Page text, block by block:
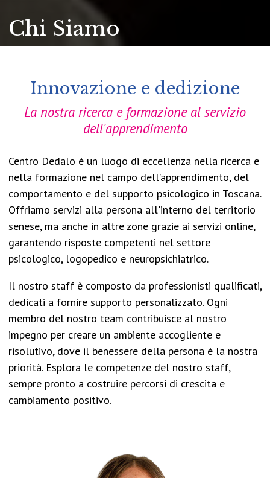
Chi Siamo
Innovazione e dedizione
La nostra ricerca e formazione al servizio
dell'apprendimento
Centro Dedalo è un luogo di eccellenza nella ricerca e
nella formazione nel campo dell’apprendimento, del
comportamento e del supporto psicologico in Toscana.
Offriamo servizi alla persona all'interno del territorio
senese, ma anche in altre zone grazie ai servizi online,
garantendo risposte competenti nel settore
psicologico, logopedico e neuropsichiatrico.
Il nostro staff è composto da professionisti qualificati,
dedicati a fornire supporto personalizzato. Ogni
membro del nostro team contribuisce al nostro
impegno per creare un ambiente accogliente e
risolutivo, dove il benessere della persona è la nostra
priorità. Esplora le competenze del nostro staff,
sempre pronto a costruire percorsi di crescita e
cambiamento positivo.